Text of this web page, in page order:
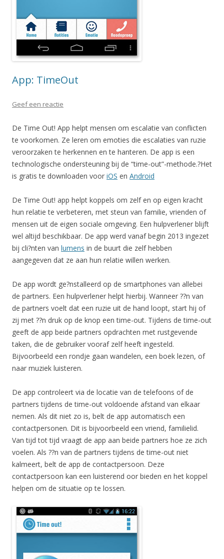
App: TimeOut
Geef een reactie
De Time Out! App helpt mensen om escalatie van conflicten
te voorkomen. Ze leren om emoties die escalaties van ruzie
veroorzaken te herkennen en te hanteren. De app is een
technologische ondersteuning bij de “time-out”-methode.?Het
is gratis te downloaden voor iOS en Android
De Time Out! app helpt koppels om zelf en op eigen kracht
hun relatie te verbeteren, met steun van familie, vrienden of
mensen uit de eigen sociale omgeving. Een hulpverlener blijft
wel altijd beschikbaar. De app werd vanaf begin 2013 ingezet
bij cli?nten van lumens in de buurt die zelf hebben
aangegeven dat ze aan hun relatie willen werken.
De app wordt ge?nstalleerd op de smartphones van allebei
de partners. Een hulpverlener helpt hierbij. Wanneer ??n van
de partners voelt dat een ruzie uit de hand loopt, start hij of
zij met ??n druk op de knop een time-out. Tijdens de time-out
geeft de app beide partners opdrachten met rustgevende
taken, die de gebruiker vooraf zelf heeft ingesteld.
Bijvoorbeeld een rondje gaan wandelen, een boek lezen, of
naar muziek luisteren.
De app controleert via de locatie van de telefoons of de
partners tijdens de time-out voldoende afstand van elkaar
nemen. Als dit niet zo is, belt de app automatisch een
contactpersonen. Dit is bijvoorbeeld een vriend, familielid.
Van tijd tot tijd vraagt de app aan beide partners hoe ze zich
voelen. Als ??n van de partners tijdens de time-out niet
kalmeert, belt de app de contactpersoon. Deze
contactpersoon kan een luisterend oor bieden en het koppel
helpen om de situatie op te lossen.